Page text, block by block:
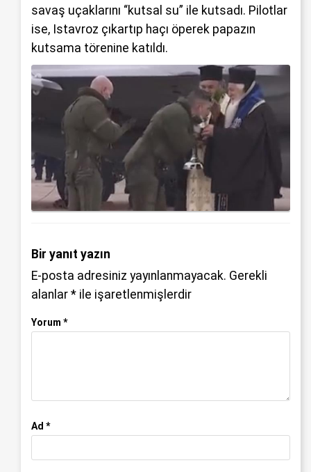
savaş uçaklarını “kutsal su” ile kutsadı. Pilotlar
ise, Istavroz çıkartıp haçı öperek papazın
kutsama törenine katıldı.
Bir yanıt yazın
E-posta adresiniz yayınlanmayacak. Gerekli
alanlar * ile işaretlenmişlerdir
Yorum *
Ad *